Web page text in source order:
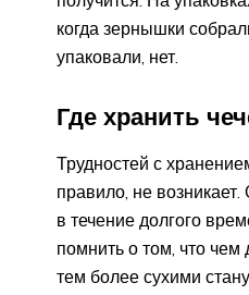
когда зернышки
упаковали, нет.
Где хранить
Трудностей с
правило, не
в течение долгого
помнить о том, что чем
тем более сухими